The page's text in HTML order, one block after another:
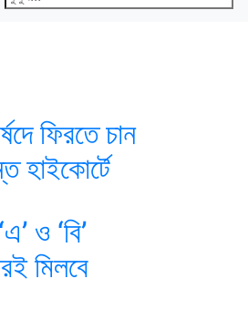
ফিরতে চান
হাইকোর্টে
ও ‘বি’
মিলবে